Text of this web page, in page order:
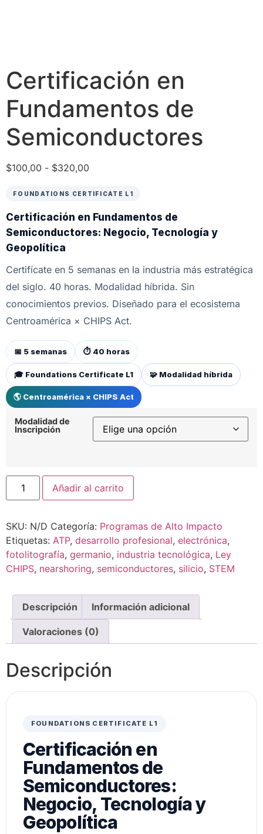
Certificación en
Fundamentos de
Semiconductores
$100,00 - $320,00
FOUNDATIONS CERTIFICATE L1
Certificación en Fundamentos de
Semiconductores: Negocio, Tecnología y
Geopolítica
Certifícate en 5 semanas en la industria más estratégica
del siglo. 40 horas. Modalidad híbrida. Sin
conocimientos previos. Diseñado para el ecosistema
Centroamérica × CHIPS Act.
📅 5 semanas ⏱ 40 horas
🎓 Foundations Certificate L1 🧩 Modalidad híbrida
🌎 Centroamérica × CHIPS Act
Modalidad de
Inscripción
Añadir al carrito
SKU: N/D Categoría: Programas de Alto Impacto
Etiquetas: ATP, desarrollo profesional, electrónica,
fotolitografía, germanio, industria tecnológica, Ley
CHIPS, nearshoring, semiconductores, silicio, STEM
Descripción Información adicional
Valoraciones (0)
Descripción
FOUNDATIONS CERTIFICATE L1
Certificación en
Fundamentos de
Semiconductores:
Negocio, Tecnología y
Geopolítica